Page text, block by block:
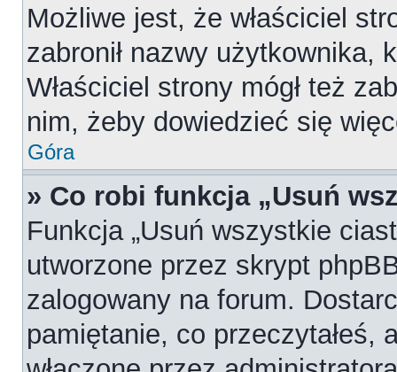
Możliwe jest, że właściciel
zabronił nazwy użytkownika,
Właściciel strony mógł też
nim, żeby dowiedzieć się
Góra
» Co robi funkcja „Usuń
Funkcja „Usuń wszystkie
utworzone przez skrypt
zalogowany na forum.
pamiętanie, co przeczytałeś,